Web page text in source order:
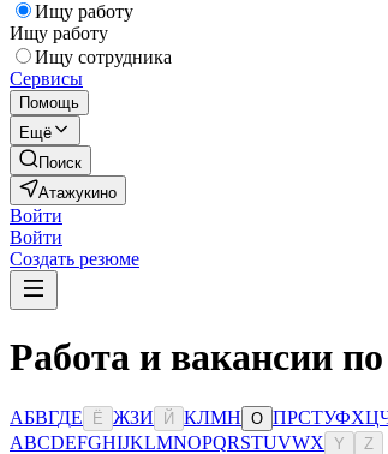
Ищу работу
Ищу работу
Ищу сотрудника
Сервисы
Помощь
Ещё
Поиск
Атажукино
Войти
Войти
Создать резюме
Работа и вакансии
АБВГДЕ Ё ЖЗИ Й КЛМН О ПРСТУФХЦ
ABCDEFGHIJKLMNOPQRSTUVWX Y Z